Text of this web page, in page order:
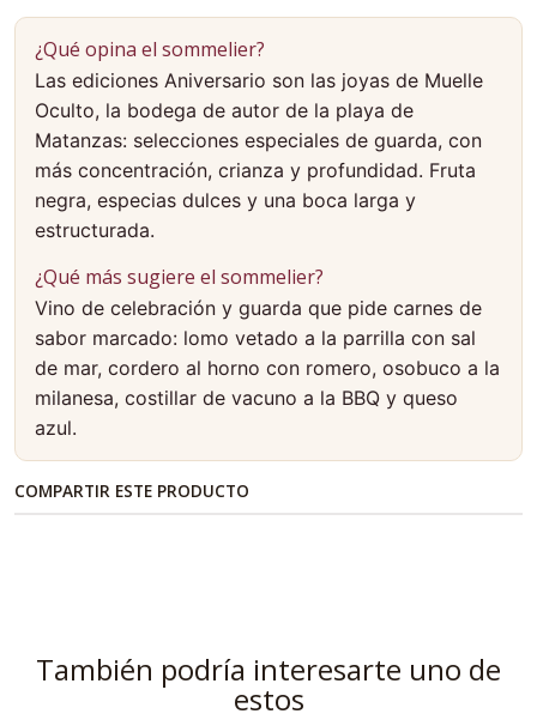
¿Qué opina el sommelier?
Las ediciones Aniversario son las joyas de Muelle
Oculto, la bodega de autor de la playa de
Matanzas: selecciones especiales de guarda, con
más concentración, crianza y profundidad. Fruta
negra, especias dulces y una boca larga y
estructurada.
¿Qué más sugiere el sommelier?
Vino de celebración y guarda que pide carnes de
sabor marcado: lomo vetado a la parrilla con sal
de mar, cordero al horno con romero, osobuco a la
milanesa, costillar de vacuno a la BBQ y queso
azul.
COMPARTIR ESTE PRODUCTO
También podría interesarte uno de
estos